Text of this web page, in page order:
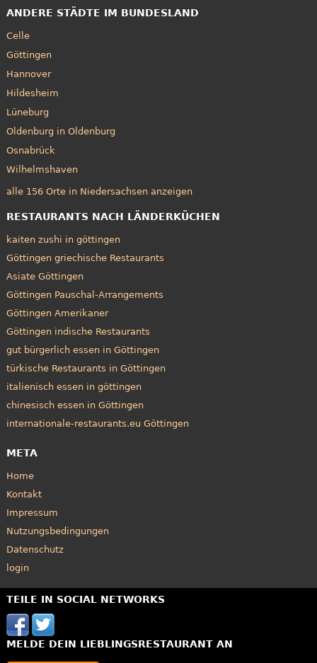
ANDERE STÄDTE IM BUNDESLAND
Celle
Göttingen
Hannover
Hildesheim
Lüneburg
Oldenburg in Oldenburg
Osnabrück
Wilhelmshaven
alle 156 Orte in Niedersachsen anzeigen
RESTAURANTS NACH LÄNDERKÜCHEN
kaiten zushi in göttingen
Göttingen griechische Restaurants
Asiate Göttingen
Göttingen Pauschal-Arrangements
Göttingen Amerikaner
Göttingen indische Restaurants
gut bürgerlich essen in Göttingen
türkische Restaurants in Göttingen
italienisch essen in göttingen
chinesisch essen in Göttingen
internationale-restaurants.eu Göttingen
META
Home
Kontakt
Impressum
Nutzungsbedingungen
Datenschutz
login
TEILE IN SOCIAL NETWORKS
MELDE DEIN LIEBLINGSRESTAURANT AN